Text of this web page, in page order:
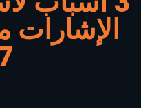
الإشارات